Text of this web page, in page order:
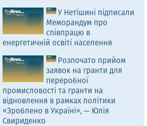
У Нетішині підписали
Меморандум про
співпрацю в
енергетичній освіті населення
Розпочато прийом
заявок на гранти для
переробної
промисловості та гранти на
відновлення в рамках політики
«Зроблено в Україні», — Юлія
Свириденко